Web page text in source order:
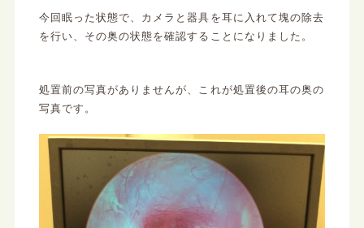
今回眠った状態で、カメラと器具を耳に入れて塊の除去
を行い、その奥の状態を確認することになりました。
処置前の写真がありませんが、これが処置後の耳の奥の
写真です。